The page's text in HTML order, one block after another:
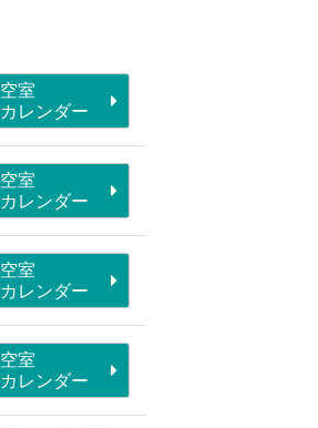
空室
カレンダー
空室
カレンダー
空室
カレンダー
空室
カレンダー